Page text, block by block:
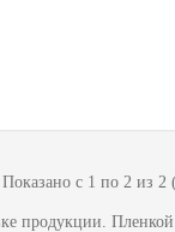
Показано с 1 по 2 из 2
продукции.